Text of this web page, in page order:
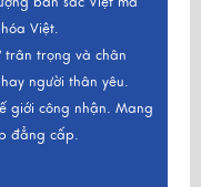
Việt.
trân trọng và chân
người thân yêu.
giới công nhận. Mang
đẳng cấp.